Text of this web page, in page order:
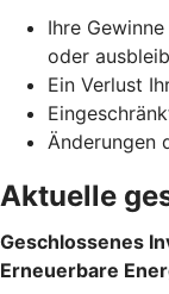
Ihre
oder
Ein Verlust
Änderungen
Aktuelle
Geschlossenes
Erneuerbare